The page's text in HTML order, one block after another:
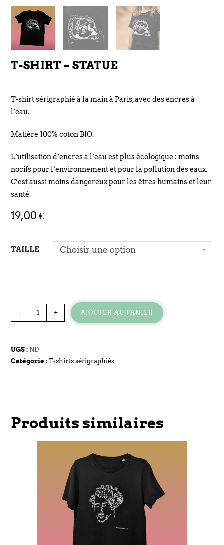
T-SHIRT – STATUE
T-shirt sérigraphié à la main à Paris, avec des encres à
l’eau.
Matière 100% coton BIO.
L’utilisation d’encres à l’eau est plus écologique : moins
nocifs pour l’environnement et pour la pollution des eaux.
C’est aussi moins dangereux pour les êtres humains et leur
santé.
19,00€
TAILLE Choisir une option
- + AJOUTER AU PANIER
UGS : ND
Catégorie :T-shirts sérigraphiés
Produits similaires